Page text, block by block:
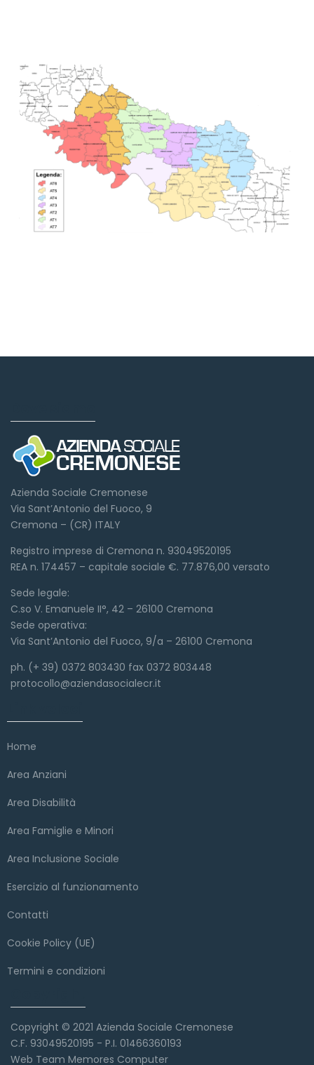
Azienda Sociale Cremonese
Via Sant’Antonio del Fuoco, 9
Cremona – (CR) ITALY
Registro imprese di Cremona n. 93049520195
REA n. 174457 – capitale sociale €. 77.876,00 versato
Sede legale:
C.so V. Emanuele II°, 42 – 26100 Cremona
Sede operativa:
Via Sant’Antonio del Fuoco, 9/a – 26100 Cremona
ph. (+ 39) 0372 803430 fax 0372 803448
protocollo@aziendasocialecr.it
Home
Area Anziani
Area Disabilità
Area Famiglie e Minori
Area Inclusione Sociale
Esercizio al funzionamento
Contatti
Cookie Policy (UE)
Termini e condizioni
Copyright © 2021 Azienda Sociale Cremonese
C.F. 93049520195 - P.I. 01466360193
Web Team Memores Computer